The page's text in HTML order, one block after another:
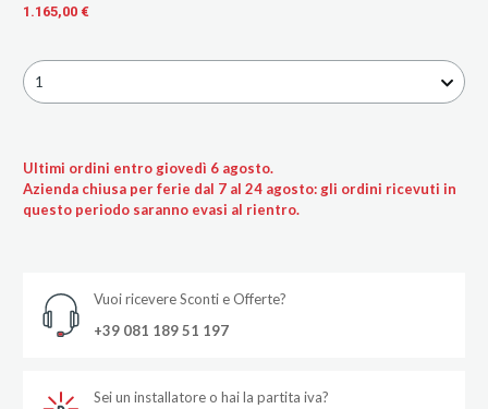
1.165,00 €
1
Ultimi ordini entro giovedì 6 agosto.
Azienda chiusa per ferie dal 7 al 24 agosto: gli ordini ricevuti in
questo periodo saranno evasi al rientro.
Vuoi ricevere Sconti e Offerte?
+39 081 189 51 197
Sei un installatore o hai la partita iva?